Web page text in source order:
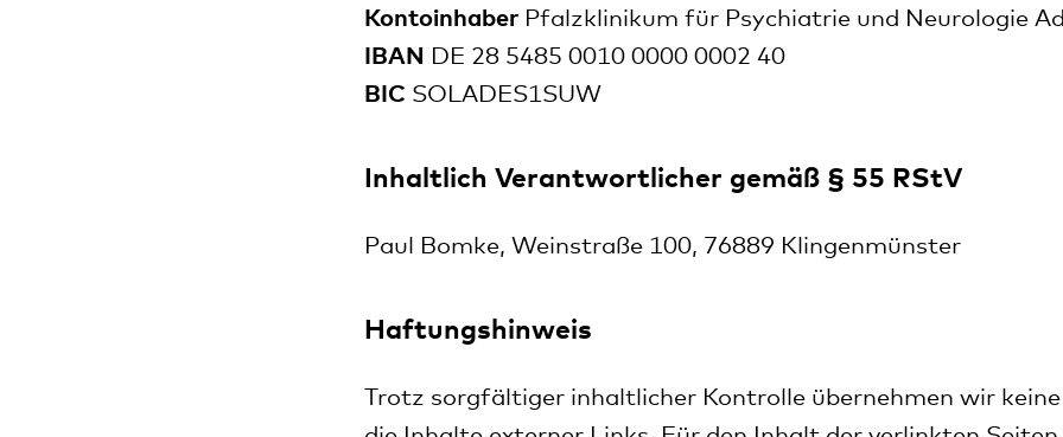
Kontoinhaber Pfalzklinikum für Psychiatrie und Neurologie
IBAN DE 28 5485 0010 0000 0002 40
BIC SOLADES1SUW
Inhaltlich Verantwortlicher gemäß § 55 RStV
Paul Bomke, Weinstraße 100, 76889 Klingenmünster
Haftungshinweis
Trotz sorgfältiger inhaltlicher Kontrolle übernehmen wir